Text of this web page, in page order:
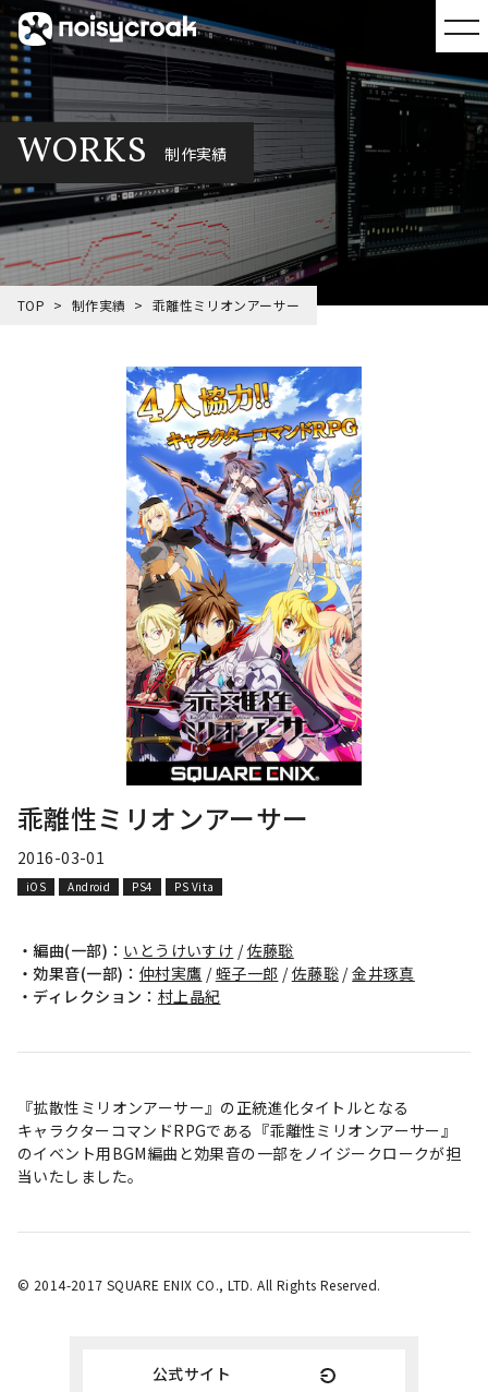
WORKS 制作実績
TOP 制作実績 乖離性ミリオンアーサー
乖離性ミリオンアーサー
2016-03-01
iOS Android PS4 PS Vita
・編曲(一部)： いとうけいすけ /佐藤聡
・効果音(一部)： 仲村実鷹 /蛭子一郎 /佐藤聡/金井琢真
・ディレクション： 村上晶紀
『拡散性ミリオンアーサー』の正統進化タイトルとなる
キャラクターコマンドRPGである『乖離性ミリオンアーサー』
のイベント用BGM編曲と効果音の一部をノイジークロークが担
当いたしました。
© 2014-2017 SQUARE ENIX CO., LTD. All Rights Reserved.
公式サイト